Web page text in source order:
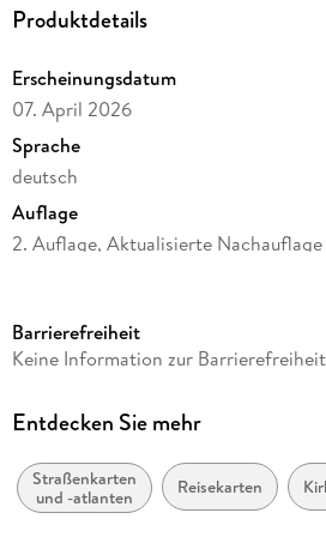
Blatt 1:Norwegen Süd
Blatt 2:Norwegen Mitte
Blatt 4:Norwegen Nordkap
Gedruckt in Österreich.
Produktdetails
Erscheinungsdatum
07. April 2026
Sprache
deutsch
Auflage
2. Auflage, Aktualisierte Nachauflage
Verlag/Hersteller
Maßstab
Gewicht
128 g
Barrierefreiheit
Keine Information zur
Entdecken Sie mehr
Straßenkarten
und -atlanten
Reisekarten